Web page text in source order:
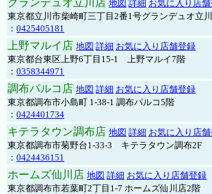
グランデュオ立川店 地図 詳細 お気に入り店
東京都立川市柴崎町三丁目2番1号グランデュオ立
： 0425405181
上野マルイ店 地図 詳細 お気に入り店舗登録
東京都台東区上野6丁目15-1 上野マルイ7階
： 0358344971
調布パルコ店 地図 詳細 お気に入り店舗登録
東京都調布市小島町 1-38-1 調布パルコ5階
： 0424401734
キテラタウン調布店 地図 詳細 お気に入り店
東京都調布市菊野台1-33-3 キテラタウン調布2F
： 0424436151
ホームズ仙川店 地図 詳細 お気に入り店舗登録
東京都調布市若葉町2丁目1-7 ホームズ仙川店2階